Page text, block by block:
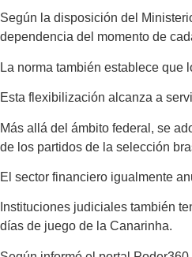
Según la disposición del
dependencia del momento de
La norma también establece que
Esta flexibilización alcanza a
Más allá del ámbito federal, se
de los partidos de la selección
El sector financiero igualmente
Instituciones judiciales también
días de juego de la Canarinha.